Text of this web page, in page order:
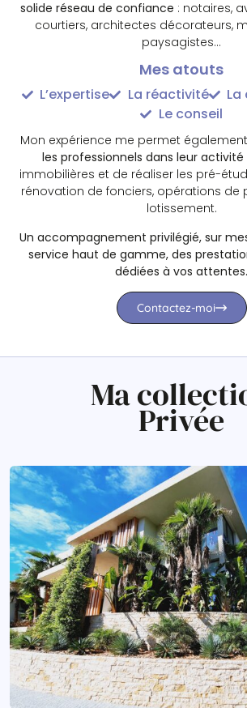
solide réseau de confiance : notaires,
courtiers, architectes décorateurs,
paysagistes…
Mes atouts
L’expertise La réactivité
Le conseil
Mon expérience me permet également
les professionnels dans leur activité
immobilières et de réaliser les pré-
rénovation de fonciers, opérations de
lotissement.
Un accompagnement privilégié, sur
service haut de gamme, des
dédiées à vos attentes.
Contactez-moi
Ma
Privée